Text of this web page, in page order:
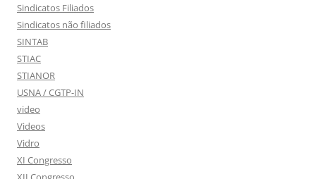
Sindicatos Filiados
Sindicatos não filiados
SINTAB
STIAC
STIANOR
USNA / CGTP-IN
video
Videos
Vidro
XI Congresso